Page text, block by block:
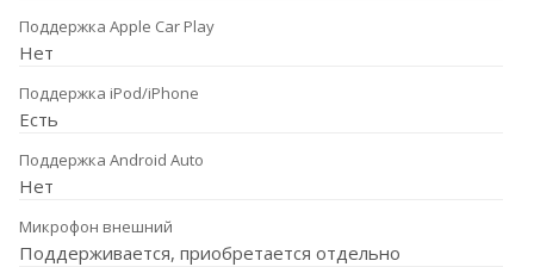
Поддержка Apple Car Play
Нет
Поддержка iPod/iPhone
Есть
Поддержка Android Auto
Нет
Микрофон внешний
Поддерживается, приобретается отдельно